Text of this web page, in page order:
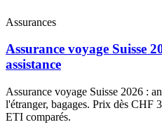
Assurances
Assurance voyage Suisse
assistance
Assurance voyage Suisse 2026 :
l'étranger, bagages. Prix dès CHF
ETI comparés.